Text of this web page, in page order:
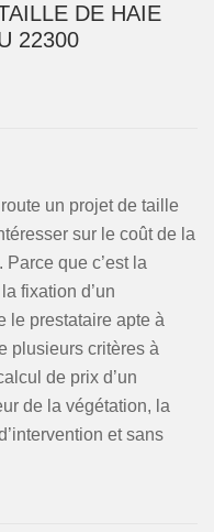
DE HAIE
22300
un projet de taille
sur le coût de la
que c’est la
fixation d’un
le prestataire apte à
plusieurs critères à
de prix d’un
de la végétation, la
et sans